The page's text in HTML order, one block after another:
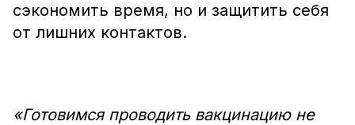
сэкономить время, но и защитить себя
от лишних контактов.
«Готовимся проводить вакцинацию не